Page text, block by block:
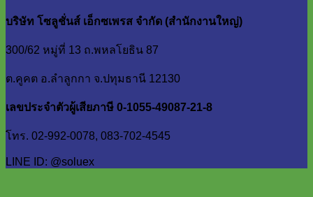
บริษัท โซลูชั่นส์ เอ็กซเพรส จำกัด (สำนักงานใหญ่)
300/62 หมู่ที่ 13 ถ.พหลโยธิน 87
ต.คูคต อ.ลำลูกกา จ.ปทุมธานี 12130
เลขประจำตัวผู้เสียภาษี 0-1055-49087-21-8
โทร. 02-992-0078, 083-702-4545
LINE ID: @soluex